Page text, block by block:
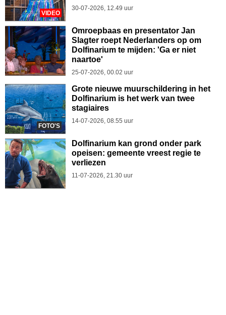
VIDEO
30-07-2026, 12.49 uur
Omroepbaas en presentator Jan
Slagter roept Nederlanders op om
Dolfinarium te mijden: 'Ga er niet
naartoe'
25-07-2026, 00.02 uur
FOTO'S
Grote nieuwe muurschildering in het
Dolfinarium is het werk van twee
stagiaires
14-07-2026, 08.55 uur
Dolfinarium kan grond onder park
opeisen: gemeente vreest regie te
verliezen
11-07-2026, 21.30 uur